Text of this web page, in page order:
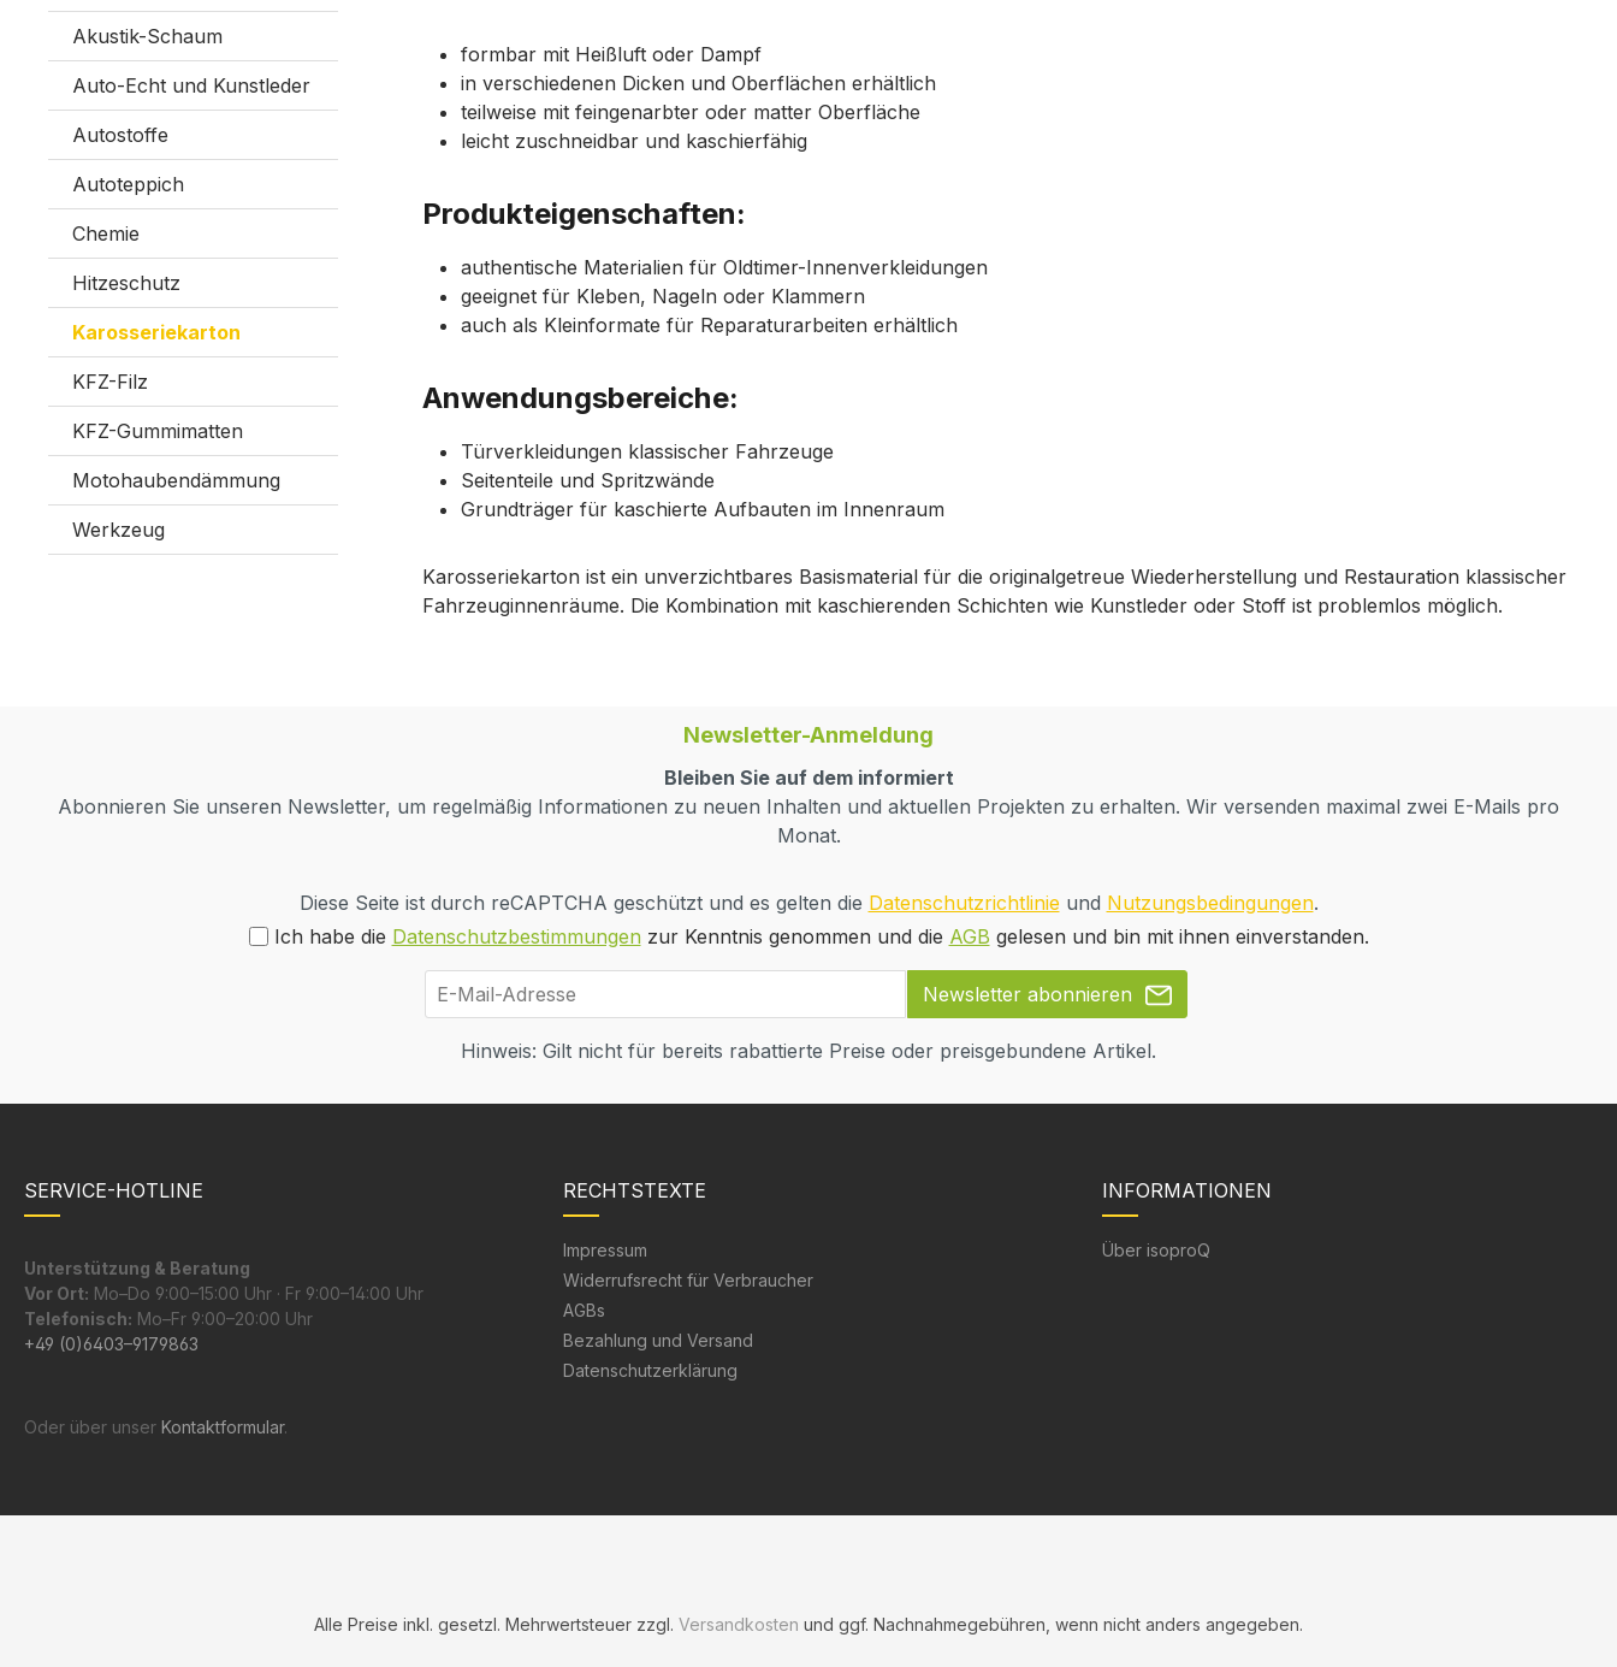
Akustik-Schaum
Auto-Echt und Kunstleder
Autostoffe
Autoteppich
Chemie
Hitzeschutz
Karosseriekarton
KFZ-Filz
KFZ-Gummimatten
Motohaubendämmung
Werkzeug
formbar mit Heißluft oder Dampf
in verschiedenen Dicken und Oberflächen erhältlich
teilweise mit feingenarbter oder matter Oberfläche
leicht zuschneidbar und kaschierfähig
Produkteigenschaften:
authentische Materialien für Oldtimer-Innenverkleidungen
geeignet für Kleben, Nageln oder Klammern
auch als Kleinformate für Reparaturarbeiten erhältlich
Anwendungsbereiche:
Türverkleidungen klassischer Fahrzeuge
Seitenteile und Spritzwände
Grundträger für kaschierte Aufbauten im Innenraum
Karosseriekarton ist ein unverzichtbares Basismaterial für die originalgetreue Wiederherstellung und Restauration klassischer
Fahrzeuginnenräume. Die Kombination mit kaschierenden Schichten wie Kunstleder oder Stoff ist problemlos möglich.
Newsletter-Anmeldung
Bleiben Sie auf dem informiert
Abonnieren Sie unseren Newsletter, um regelmäßig Informationen zu neuen Inhalten und aktuellen Projekten zu erhalten. Wir versenden maximal zwei E-Mails pro
Monat.
Diese Seite ist durch reCAPTCHA geschützt und es gelten die Datenschutzrichtlinieund Nutzungsbedingungen.
Ich habe die Datenschutzbestimmungenzur Kenntnis genommen und die AGB gelesen und bin mit ihnen einverstanden.
Newsletter abonnieren
Hinweis: Gilt nicht für bereits rabattierte Preise oder preisgebundene Artikel.
SERVICE-HOTLINE
Unterstützung & Beratung
Vor Ort: Mo–Do 9:00–15:00 Uhr · Fr 9:00–14:00 Uhr
Telefonisch: Mo–Fr 9:00–20:00 Uhr
+49 (0)6403–9179863
Oder über unser Kontaktformular.
RECHTSTEXTE
Impressum
Widerrufsrecht für Verbraucher
AGBs
Bezahlung und Versand
Datenschutzerklärung
INFORMATIONEN
Über isoproQ
Alle Preise inkl. gesetzl. Mehrwertsteuer zzgl. Versandkosten und ggf. Nachnahmegebühren, wenn nicht anders angegeben.